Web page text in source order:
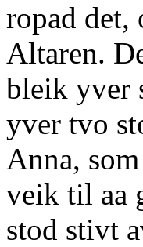
ropad det,
Altaren.
bleik yver
yver tvo
Anna,
veik til aa
stod stivt